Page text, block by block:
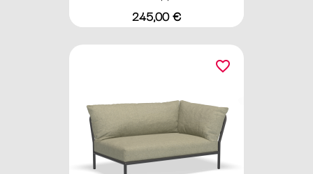
Preis
245,00 €
favorite_border